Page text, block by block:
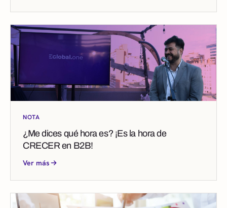
NOTA
¿Me dices qué hora es? ¡Es la hora de
CRECER en B2B!
Ver más